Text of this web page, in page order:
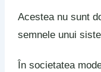
Acestea nu sunt
semnele unui
În societatea